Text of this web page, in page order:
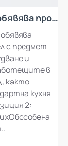
с предмет
и
в
както
кухня
2: